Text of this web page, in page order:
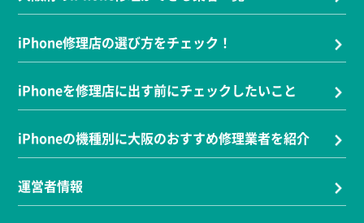
iPhone修理店の選び方をチェック！
iPhoneを修理店に出す前にチェックしたいこと
iPhoneの機種別に大阪のおすすめ修理業者を紹介
運営者情報